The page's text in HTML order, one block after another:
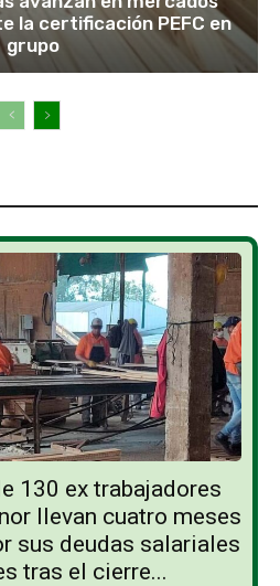
la certificación PEFC en
grupo
130 ex trabajadores
llevan cuatro meses
sus deudas salariales
tras el cierre...